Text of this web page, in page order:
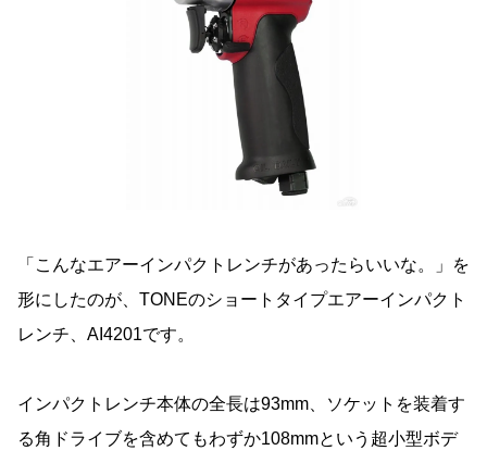
「こんなエアーインパクトレンチがあったらいいな。」を
形にしたのが、TONEのショートタイプエアーインパクト
レンチ、AI4201です。
インパクトレンチ本体の全長は93mm、ソケットを装着す
る角ドライブを含めてもわずか108mmという超小型ボデ